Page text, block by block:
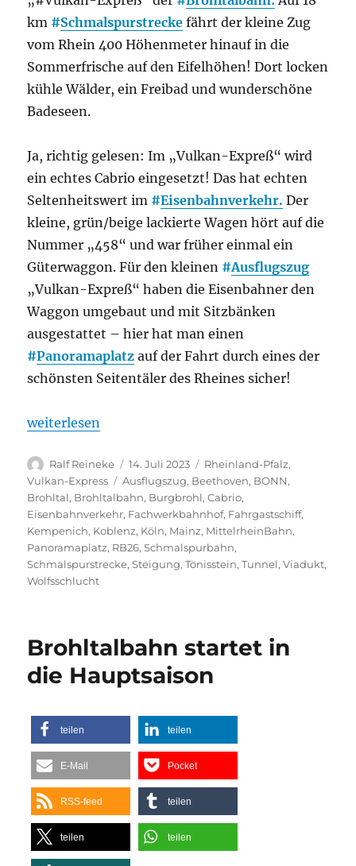
km #Schmalspurstrecke fährt der kleine Zug
vom Rhein 400 Höhenmeter hinauf in die
Sommerfrische auf den Eifelhöhen! Dort locken
kühle Wälder, ein Freibad und wunderschöne
Badeseen.
Ja, richtig gelesen: Im „Vulkan-Expreß“ wird
ein echtes Cabrio eingesetzt! Das hat echten
Seltenheitswert im #Eisenbahnverkehr. Der
kleine, grün/beige lackierte Wagen hört auf die
Nummer „458“ und war früher einmal ein
Güterwaggon. Für den kleinen #Ausflugszug
„Vulkan-Expreß“ haben die Eisenbahner den
Waggon umgebaut und mit Sitzbänken
ausgestattet – hier hat man einen
#Panoramaplatz auf der Fahrt durch eines der
schönsten Seitentäler des Rheines sicher!
„Mit dem „Vulkan-Expreß“ vom Rhein in die Eifel,
weiterlesen
Autor
Ralf Reineke
Veröffentlicht
am
14. Juli 2023 Kategorien
Rheinland-Pfalz,
Vulkan-Express
Schlagwörter
Ausflugszug, Beethoven, BONN,
Brohltal, Brohltalbahn, Burgbrohl,Cabrio,
Eisenbahnverkehr, Fachwerkbahnhof, Fahrgastschiff,
Kempenich, Koblenz, Köln, Mainz, MittelrheinBahn,
Panoramaplatz, RB26,Schmalspurbahn,
Schmalspurstrecke,Steigung,Tönisstein,Tunnel,Viadukt,
Wolfsschlucht
Brohltalbahn startet in
die Hauptsaison
teilen teilen
E-Mail Pocket
RSS-feed teilen
teilen teilen